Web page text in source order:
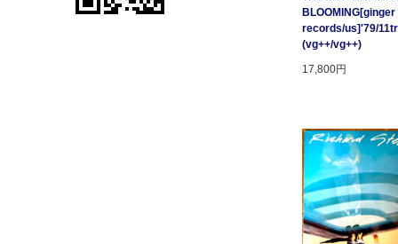
BLOOMING[ginger
records/us]'79/
(vg++/vg++)
17,800円